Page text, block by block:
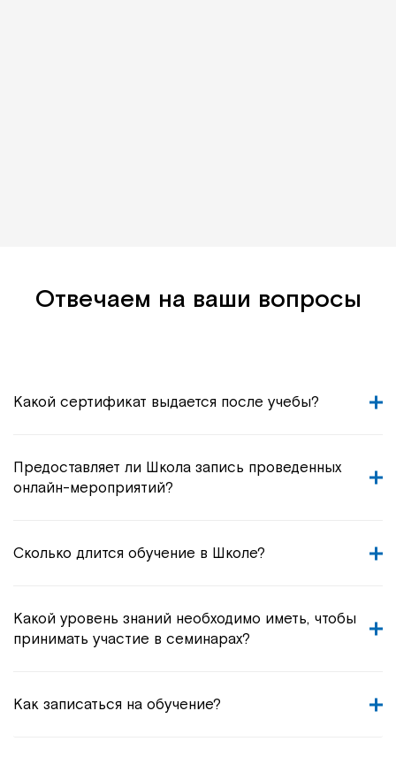
Отвечаем на ваши вопросы
Какой сертификат выдается после учебы?
Предоставляет ли Школа запись проведенных
онлайн-мероприятий?
Сколько длится обучение в Школе?
Какой уровень знаний необходимо иметь, чтобы
принимать участие в семинарах?
Как записаться на обучение?